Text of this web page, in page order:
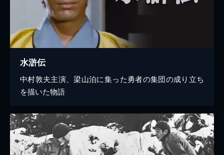
水滸伝
中村敦夫主演、梁山泊に集った勇者の集団の成り立ち
を描いた物語